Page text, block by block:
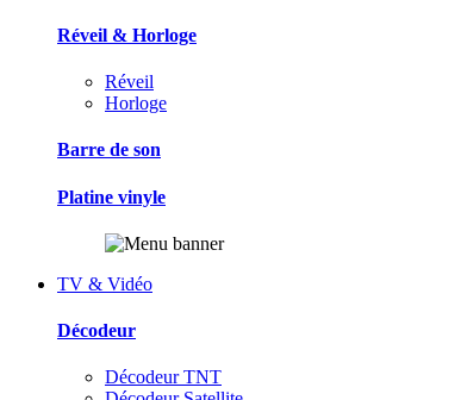
Réveil & Horloge
Réveil
Horloge
Barre de son
Platine vinyle
TV & Vidéo
Décodeur
Décodeur TNT